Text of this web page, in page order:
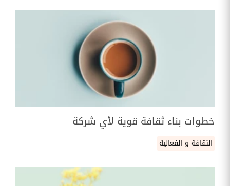
خطوات بناء ثقافة قوية لأي شركة
الثقافة و الفعالية